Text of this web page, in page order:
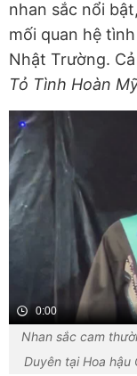
nhan sắc nổi
mối quan hệ
Nhật Trường.
Tỏ Tình Hoàn
0:00
Nhan sắc cam
Duyên tại Hoa hậu